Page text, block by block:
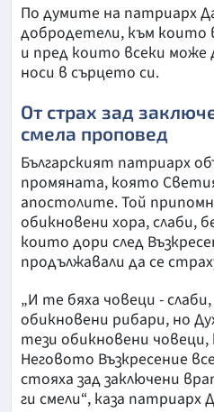
По думите на патриарх
добродетели, към които
и пред които всеки може
носи в сърцето си.
От страх зад
смела проповед
Българският патриарх
промяната, която
апостолите. Той
обикновени хора, слаби,
които дори след
продължавали да се
„И те бяха човеци -
обикновени рибари, но
тези обикновени
Неговото Възкресение
стояха зад заключени
ги смели“, каза патриарх